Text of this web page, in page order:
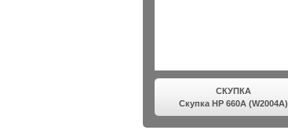
СКУПКА
Скупка HP 660A (W2004A)